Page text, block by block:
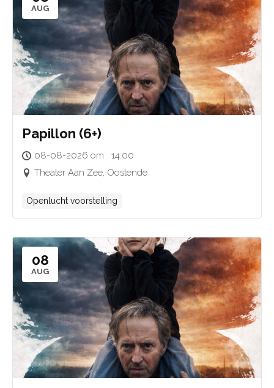
AUG
Papillon (6+)
08-08-2026 om 14:00
Theater Aan Zee, Oostende
Openlucht voorstelling
08
AUG